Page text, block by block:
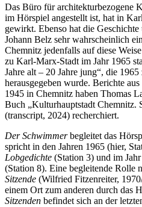
Das Büro für architekturbezogene
im Hörspiel angestellt ist, hat in
gewirkt. Ebenso hat die
Johann Belz sehr wahrscheinlich
Chemnitz jedenfalls auf diese
zu Karl-Marx-Stadt im Jahr 1965
Jahre alt – 20 Jahre jung“, die
herausgegeben wurde. Berichte
1945 in Chemnitz haben Thomas
Buch „Kulturhauptstadt Chemnitz.
(transcript, 2024) recherchiert.
Der Schwimmerbegleitet das
spricht in den Jahren 1965 (hier,
Lobgedichte (Station 3) und im
(Station 8). Eine begleitende Rolle
Sitzende (Wilfried Fitzenreiter,
einem Ort zum anderen durch das
Sitzenden befindet sich an der